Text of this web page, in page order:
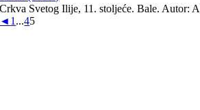
Crkva Svetog Ilije, 11. stoljeće. Bale. Autor:
◄ 1 ...45